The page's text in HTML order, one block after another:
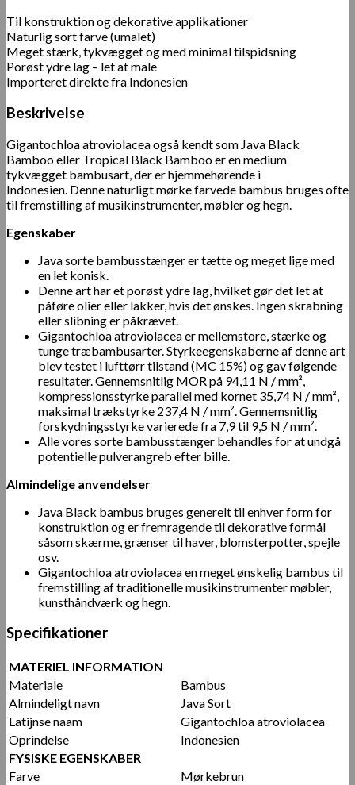
Til konstruktion og dekorative applikationer
Naturlig sort farve (umalet)
Meget stærk, tykvægget og med minimal tilspidsning
Porøst ydre lag – let at male
Importeret direkte fra Indonesien
Beskrivelse
Gigantochloa atroviolacea også kendt som Java Black
Bamboo eller Tropical Black Bamboo er en medium
tykvægget bambusart, der er hjemmehørende i
Indonesien. Denne naturligt mørke farvede bambus bruges ofte
til fremstilling af musikinstrumenter, møbler og hegn.
Egenskaber
Java sorte bambusstænger er tætte og meget lige med
en let konisk.
Denne art har et porøst ydre lag, hvilket gør det let at
påføre olier eller lakker, hvis det ønskes. Ingen skrabning
eller slibning er påkrævet.
Gigantochloa atroviolacea er mellemstore, stærke og
tunge træbambusarter. Styrkeegenskaberne af denne art
blev testet i lufttørr tilstand (MC 15%) og gav følgende
resultater. Gennemsnitlig MOR på 94,11 N / mm²,
kompressionsstyrke parallel med kornet 35,74 N / mm²,
maksimal trækstyrke 237,4 N / mm². Gennemsnitlig
forskydningsstyrke varierede fra 7,9 til 9,5 N / mm².
Alle vores sorte bambusstænger behandles for at undgå
potentielle pulverangreb efter bille.
Almindelige anvendelser
Java Black bambus bruges generelt til enhver form for
konstruktion og er fremragende til dekorative formål
såsom skærme, grænser til haver, blomsterpotter, spejle
osv.
Gigantochloa atroviolacea en meget ønskelig bambus til
fremstilling af traditionelle musikinstrumenter møbler,
kunsthåndværk og hegn.
Specifikationer
MATERIEL INFORMATION
Materiale
Bambus
Almindeligt navn
Java Sort
Latijnse naam
Gigantochloa atroviolacea
Oprindelse
Indonesien
FYSISKE EGENSKABER
Farve
Mørkebrun